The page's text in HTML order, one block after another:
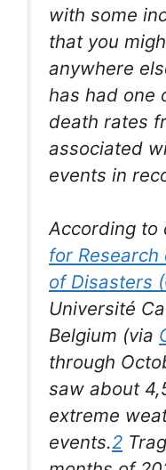
with some
that you
anywhere
has had one
death rates
associated
events in
According to
for Research
of Disasters
Université
Belgium (via
through
saw about
extreme
events.2